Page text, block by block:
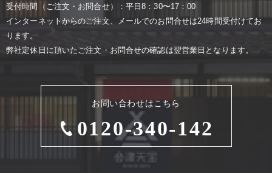
お問い合わせはこちら
0120-340-142
受付時間（ご注⽂・お問合せ）：平⽇8：30〜17：00
インターネットからのご注⽂、メールでのお問合せは24時間受付けてお
ります。
弊社定休⽇に頂いたご注⽂・お問合せの確認は翌営業⽇となります。